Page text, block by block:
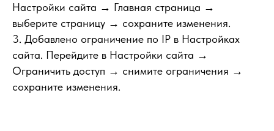
Настройки сайта → Главная страница →
выберите страницу → сохраните изменения.
3. Добавлено ограничение по IP в Настройках
сайта. Перейдите в Настройки сайта →
Ограничить доступ → снимите ограничения →
сохраните изменения.